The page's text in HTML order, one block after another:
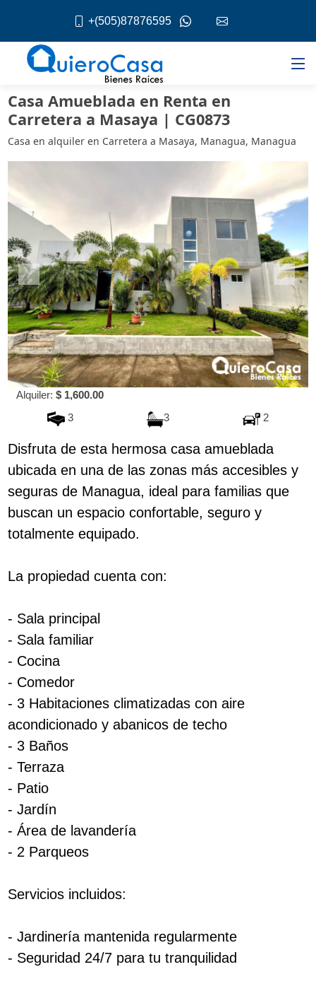
+(505)87876595
Casa Amueblada en Renta en
Carretera a Masaya | CG0873
Casa en alquiler en Carretera a Masaya, Managua, Managua
Alquiler: $ 1,600.00
3
3 2
Disfruta de esta hermosa casa amueblada
ubicada en una de las zonas más accesibles y
seguras de Managua, ideal para familias que
buscan un espacio confortable, seguro y
totalmente equipado.
La propiedad cuenta con:
- Sala principal
- Sala familiar
- Cocina
- Comedor
- 3 Habitaciones climatizadas con aire
acondicionado y abanicos de techo
- 3 Baños
- Terraza
- Patio
- Jardín
- Área de lavandería
- 2 Parqueos
Servicios incluidos:
- Jardinería mantenida regularmente
- Seguridad 24/7 para tu tranquilidad